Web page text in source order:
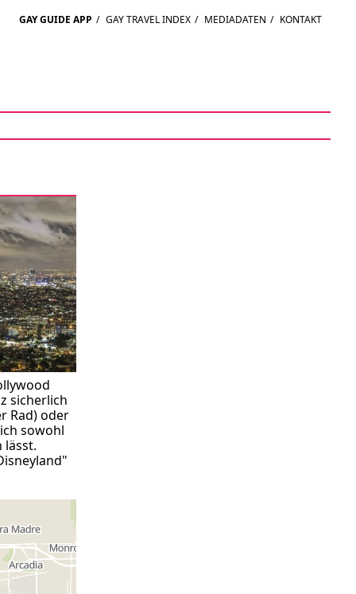
GAY GUIDE APP / GAY TRAVEL INDEX / MEDIADATEN / KONTAKT
sicherlich
Rad) oder
sowohl
lässt.